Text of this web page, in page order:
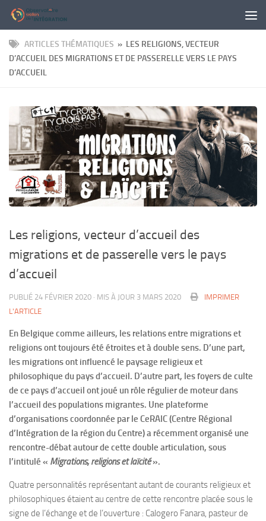
Skip to content
ARTICLES THÉMATIQUES » LES RELIGIONS, VECTEUR
D’ACCUEIL DES MIGRATIONS ET DE PASSERELLE VERS LE PAYS
D’ACCUEIL
Les religions, vecteur d’accueil des
migrations et de passerelle vers le pays
d’accueil
PUBLIÉ 24 FÉVRIER 2020 · MIS À JOUR 3 MARS 2020
IMPRIMER
L'ARTICLE
En Belgique comme ailleurs, les relations entre migrations et
religions ont toujours été étroites et à double sens. D’une part,
les migrations ont influencé le paysage religieux et
philosophique du pays d’accueil. D’autre part, les foyers de culte
de ce pays d’accueil ont joué un rôle régulier de moteur dans
l’accueil des populations migrantes. Une plateforme
d’organisations coordonnée par le CeRAIC (Centre Régional
d’Intégration de la région du Centre) a récemment organisé une
rencontre-débat autour de cette double articulation, sous
l’intitulé « Migrations, religions et laïcité».
Quatre personnalités représentant autant de courants religieux et
philosophiques étaient au centre de cette rencontre placée sous le
signe de l’échange et de l’ouverture : Calogero Fanara, pasteur de
Panneau de gestion des cookies